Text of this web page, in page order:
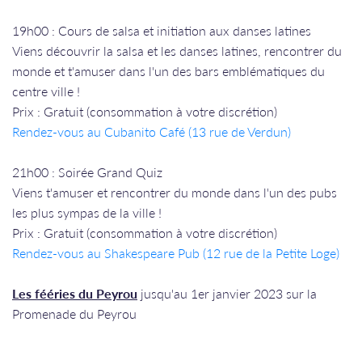
19h00 : Cours de salsa et initiation aux danses latines
Viens découvrir la salsa et les danses latines, rencontrer du
monde et t'amuser dans l'un des bars emblématiques du
centre ville !
Prix : Gratuit (consommation à votre discrétion)
Rendez-vous au Cubanito Café (13 rue de Verdun)
21h00 : Soirée Grand Quiz
Viens t'amuser et rencontrer du monde dans l'un des pubs
les plus sympas de la ville !
Prix : Gratuit (consommation à votre discrétion)
Rendez-vous au Shakespeare Pub (12 rue de la Petite Loge)
Les fééries du Peyrou jusqu'au 1er janvier 2023 sur la
Promenade du Peyrou